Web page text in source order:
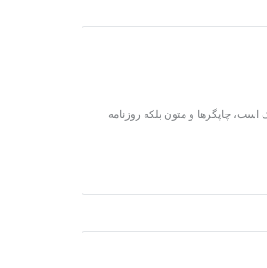
چاپگرها و متون بلکه روزنامه